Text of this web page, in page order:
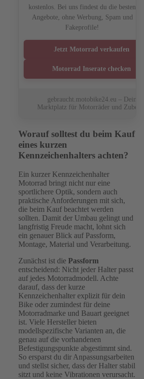
kostenlos. Bei uns findest du die besten
Angebote, ohne Werbung, Spam und
Fakeprofile!
Jetzt Motorrad verkaufen
Motorrad Inserate checken
gebraucht.motobike24.eu – Dein
Marktplatz für Motorräder und Zubehör
Worauf solltest du beim Kauf
eines kurzen
Kennzeichenhalters achten?
Ein kurzer Kennzeichenhalter
Motorrad bringt nicht nur eine
sportlichere Optik, sondern auch
praktische Anforderungen mit sich,
die beim Kauf beachtet werden
sollten. Damit der Umbau gelingt und
langfristig Freude macht, lohnt sich
ein genauer Blick auf Passform,
Montage, Material und Verarbeitung.
Zunächst ist die Passform
entscheidend: Nicht jeder Halter passt
auf jedes Motorradmodell. Achte
darauf, dass der kurze
Kennzeichenhalter explizit für dein
Bike oder zumindest für deine
Motorradmarke und Bauart geeignet
ist. Viele Hersteller bieten
modellspezifische Varianten an, die
genau auf die vorhandenen
Befestigungspunkte abgestimmt sind.
So ersparst du dir Anpassungsarbeiten
und stellst sicher, dass der Halter stabil
sitzt und keine Vibrationen verursacht.